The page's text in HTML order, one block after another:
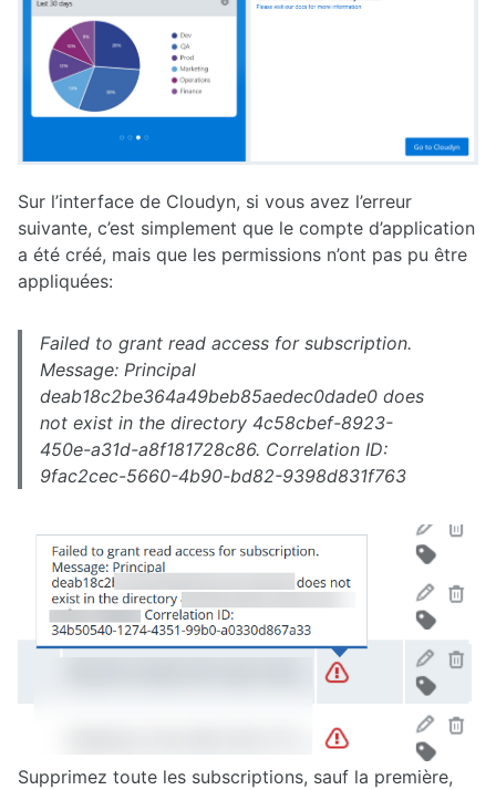
Sur l’interface de Cloudyn, si vous avez l’erreur
suivante, c’est simplement que le compte d’application
a été créé, mais que les permissions n’ont pas pu être
appliquées:
Failed to grant read access for subscription.
Message: Principal
deab18c2be364a49beb85aedec0dade0 does
not exist in the directory 4c58cbef-8923-
450e-a31d-a8f181728c86. Correlation ID:
9fac2cec-5660-4b90-bd82-9398d831f763
Supprimez toute les subscriptions, sauf la première,